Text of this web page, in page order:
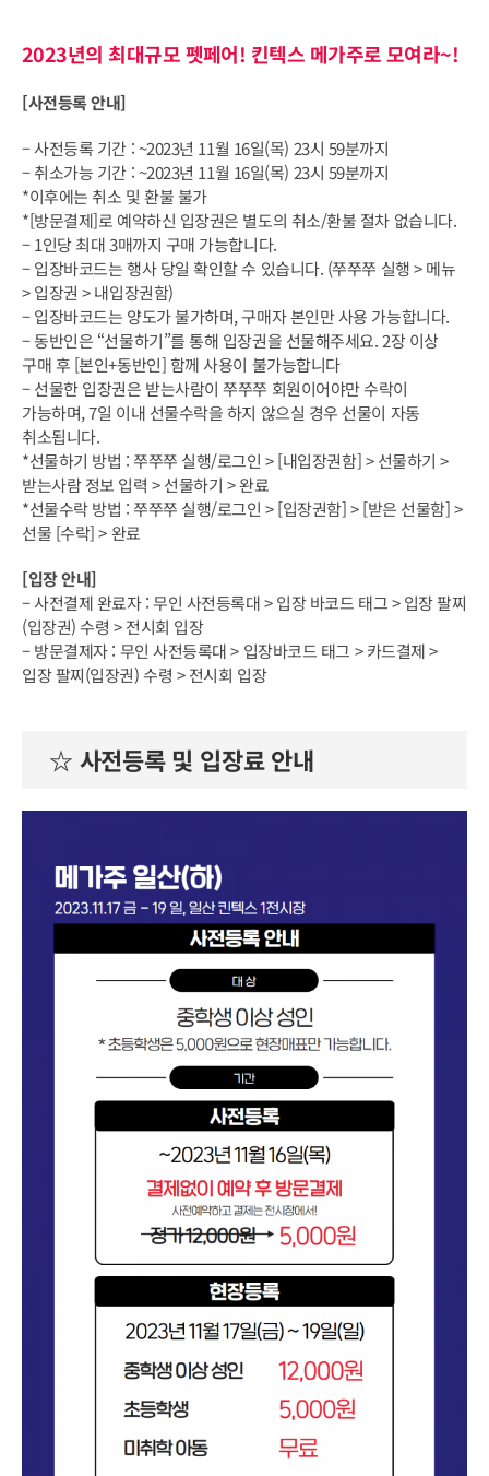
2023년의 최대규모 펫페어! 킨텍스 메가주로 모여라~!
[사전등록 안내]
– 사전등록 기간 : ~2023년 11월 16일(목) 23시 59분까지
– 취소가능 기간 : ~2023년 11월 16일(목) 23시 59분까지
*이후에는 취소 및 환불 불가
*[방문결제]로 예약하신 입장권은 별도의 취소/환불 절차 없습니다.
– 1인당 최대 3매까지 구매 가능합니다.
– 입장바코드는 행사 당일 확인할 수 있습니다. (쭈쭈쭈 실행 > 메뉴
> 입장권 > 내입장권함)
– 입장바코드는 양도가 불가하며, 구매자 본인만 사용 가능합니다.
– 동반인은 “선물하기”를 통해 입장권을 선물해주세요. 2장 이상
구매 후 [본인+동반인] 함께 사용이 불가능합니다
– 선물한 입장권은 받는사람이 쭈쭈쭈 회원이어야만 수락이
가능하며, 7일 이내 선물수락을 하지 않으실 경우 선물이 자동
취소됩니다.
*선물하기 방법 : 쭈쭈쭈 실행/로그인 > [내입장권함] > 선물하기 >
받는사람 정보 입력 > 선물하기 > 완료
*선물수락 방법 : 쭈쭈쭈 실행/로그인 > [입장권함] > [받은 선물함] >
선물 [수락] > 완료
[입장 안내]
– 사전결제 완료자 : 무인 사전등록대 > 입장 바코드 태그 > 입장 팔찌
(입장권) 수령 > 전시회 입장
– 방문결제자 : 무인 사전등록대 > 입장바코드 태그 > 카드결제 >
입장 팔찌(입장권) 수령 > 전시회 입장
☆ 사전등록 및 입장료 안내